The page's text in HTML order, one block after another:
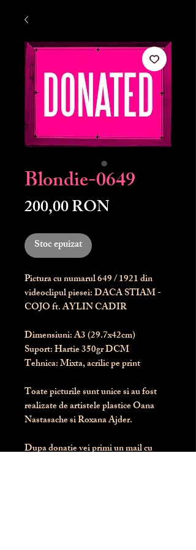
Blondie-0649
200,00 RONPreț
Stoc epuizat
Pictura cu numarul649/ 1921 din
videoclipul piesei: DACA STIAM -
COJO ft. AYLIN CADIR
Dimensiuni: A3 (29.7x42cm)
Suport: Hartie 350gr DCM
Tehnica: Mixta, acrilic pe print
Toate picturile sunt unice si au fost
realizate de artistele plastice Oana
Nastasache si Roxana Ajder.
Dupa donatie vei primi un mail cu